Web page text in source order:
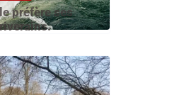
préfère ses